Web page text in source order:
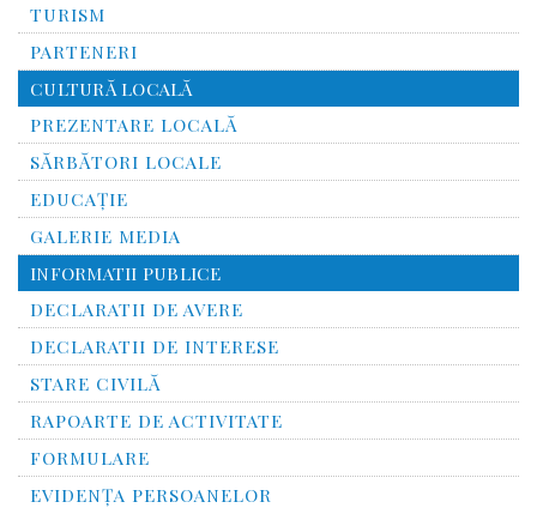
TURISM
PARTENERI
CULTURĂ LOCALĂ
PREZENTARE LOCALĂ
SĂRBĂTORI LOCALE
EDUCAȚIE
GALERIE MEDIA
INFORMATII PUBLICE
DECLARATII DE AVERE
DECLARATII DE INTERESE
STARE CIVILĂ
RAPOARTE DE ACTIVITATE
FORMULARE
EVIDENȚA PERSOANELOR